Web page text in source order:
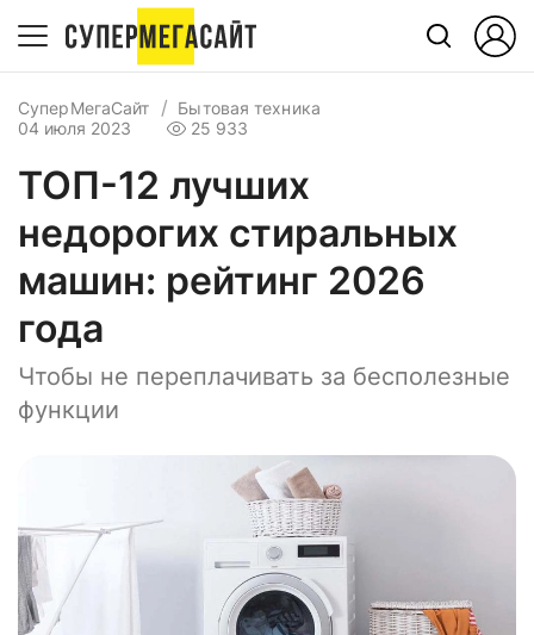
СуперМегаСайт
Бытовая техника
04 июля 2023
25 933
ТОП-12 лучших
недорогих стиральных
машин: рейтинг 2026
года
Чтобы не переплачивать за бесполезные
функции